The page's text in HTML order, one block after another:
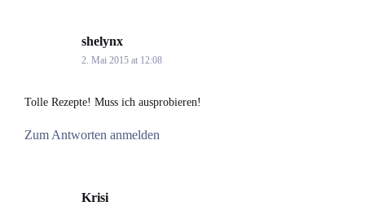
shelynx
2. Mai 2015 at 12:08
Tolle Rezepte! Muss ich ausprobieren!
Zum Antworten anmelden
Krisisays: